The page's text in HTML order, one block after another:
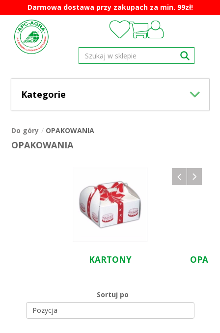
Darmowa dostawa przy zakupach za min. 99zł!
Kategorie
Do góry OPAKOWANIA
OPAKOWANIA
KARTONY
Sortuj po